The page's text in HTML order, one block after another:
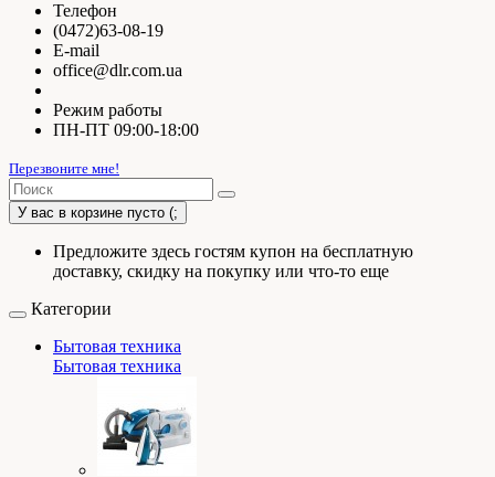
Телефон
(0472)63-08-19
E-mail
office@dlr.com.ua
Режим работы
ПН-ПТ 09:00-18:00
Перезвоните мне!
У вас в корзине пусто (;
Предложите здесь гостям купон на бесплатную
доставку, скидку на покупку или что-то еще
Категории
Бытовая техника
Бытовая техника